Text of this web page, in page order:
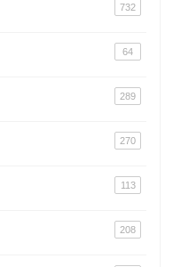
732
64
289
270
113
208